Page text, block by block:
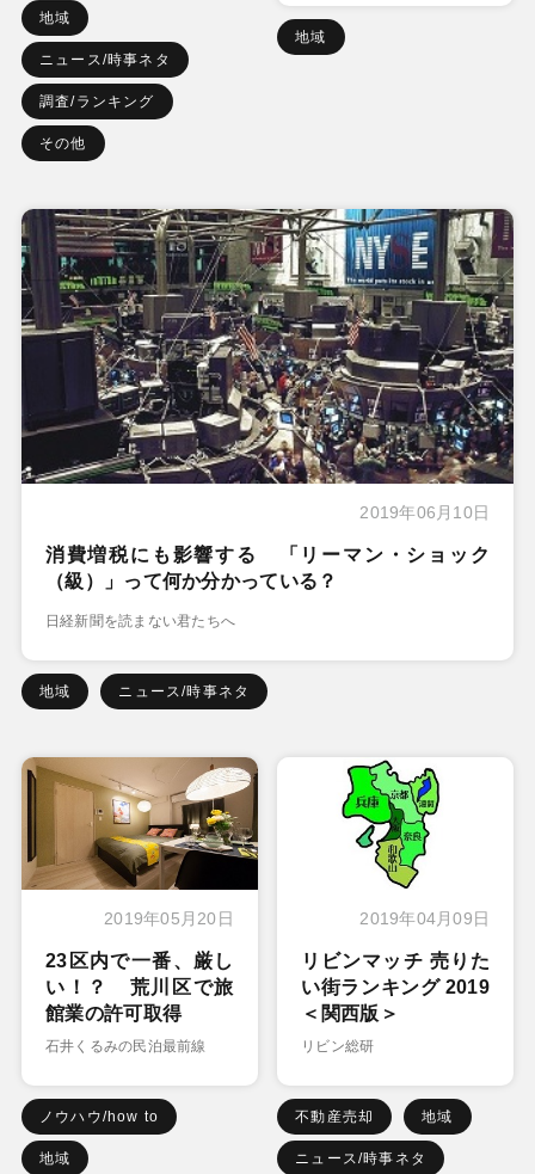
地域
ニュース/時事ネタ
調査/ランキング
その他
地域
2019年06月10日
消費増税にも影響する 「リーマン・ショック
（級）」って何か分かっている？
日経新聞を読まない君たちへ
地域 ニュース/時事ネタ
2019年05月20日
23区内で一番、厳し
い！？ 荒川区で旅
館業の許可取得
石井くるみの民泊最前線
ノウハウ/how to
地域
2019年04月09日
リビンマッチ 売りた
い街ランキング 2019
＜関西版＞
リビン総研
不動産売却 地域
ニュース/時事ネタ